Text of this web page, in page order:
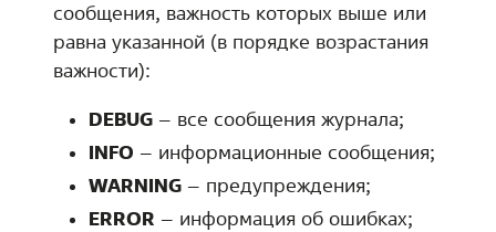
сообщения, важность которых выше или
равна указанной (в порядке возрастания
важности):
DEBUG – все сообщения журнала;
INFO – информационные сообщения;
WARNING – предупреждения;
ERROR – информация об ошибках;